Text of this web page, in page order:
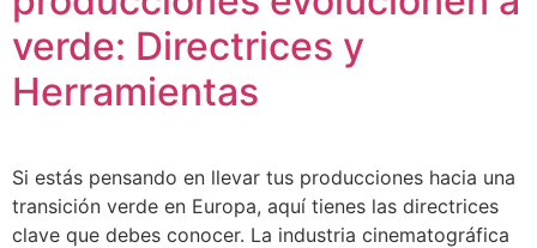
verde: Directrices y
Herramientas
Si estás pensando en llevar tus producciones hacia una
transición verde en Europa, aquí tienes las directrices
clave que debes conocer. La industria cinematográfica